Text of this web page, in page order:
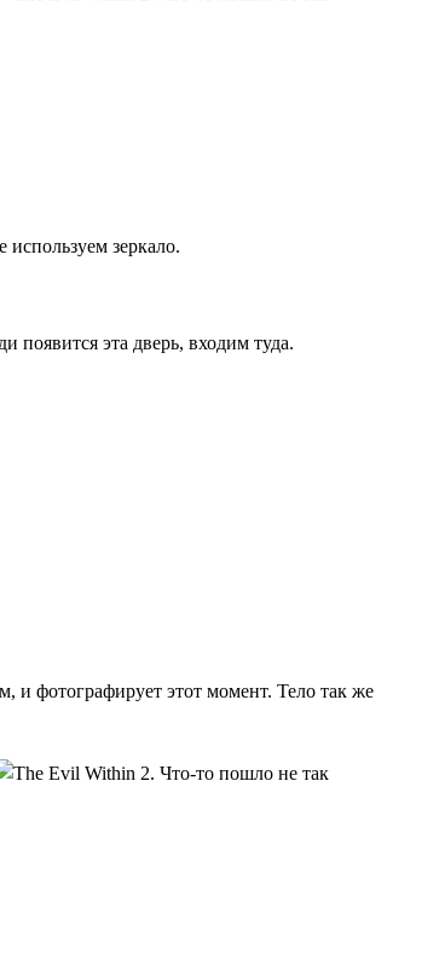
зеркало.
появится эта дверь, входим туда.
фотографирует этот момент. Тело так же